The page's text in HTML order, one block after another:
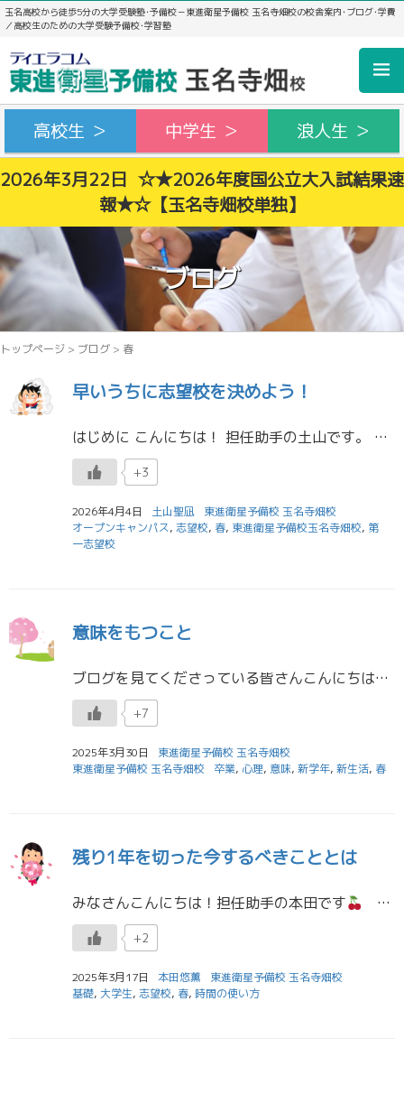
玉名高校から徒歩5分の大学受験塾･予備校－東進衛星予備校 玉名寺畑校の校舎案内･ブログ･学費
／高校生のための大学受験予備校･学習塾
高校生 ＞ 中学生 ＞ 浪人生 ＞
2026年3月22日 ☆★2026年度国公立大入試結果速
報★☆【玉名寺畑校単独】
ブログ
トップページ > ブログ > 春
早いうちに志望校を決めよう！
はじめに こんにちは！ 担任助手の土山です。 「志望校ってどうやって決めればいいの？」 多くの高校生が持つ悩みだと思います。 多くの人が「高3になったら考えよう」と後回しにしがちですが、志望校を早く決めた人ほど成績が伸び […]
+3
2026年4月4日 土山聖凪
東進衛星予備校 玉名寺畑校
オープンキャンパス, 志望校, 春, 東進衛星予備校玉名寺畑校, 第
一志望校
意味をもつこと
ブログを見てくださっている皆さんこんにちは！担任助手の龍野です
+7
2025年3月30日
東進衛星予備校 玉名寺畑校
東進衛星予備校 玉名寺畑校
卒業, 心理, 意味, 新学年, 新生活, 春
残り1年を切った今するべきこととは
みなさんこんにちは！担任助手の本田です
+2
2025年3月17日 本田悠薫
東進衛星予備校 玉名寺畑校
基礎, 大学生, 志望校, 春, 時間の使い方